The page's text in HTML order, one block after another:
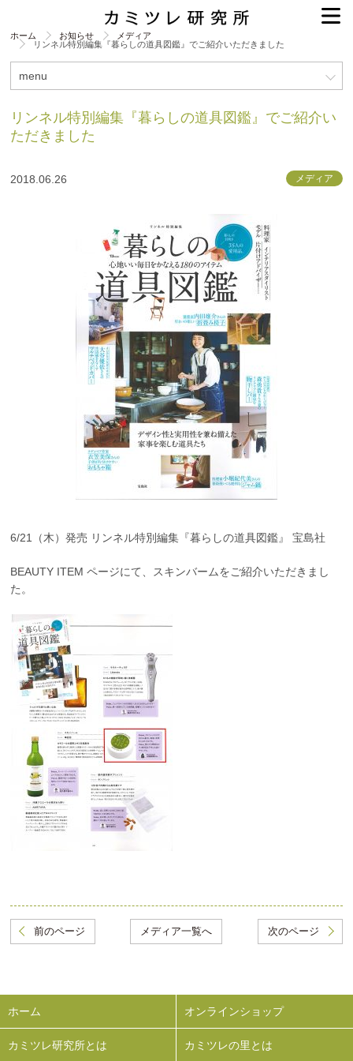
ホーム お知らせ
メディア
リンネル特別編集『暮らしの道具図鑑』でご紹介いただきました
menu
リンネル特別編集『暮らしの道具図鑑』でご紹介い
ただきました
2018.06.26 メディア
6/21（木）発売 リンネル特別編集『暮らしの道具図鑑』 宝島社
BEAUTY ITEM ページにて、スキンバームをご紹介いただきまし
た。
次のページ
前のページ メディア一覧へ
ホーム オンラインショップ
カミツレ研究所とは カミツレの里とは